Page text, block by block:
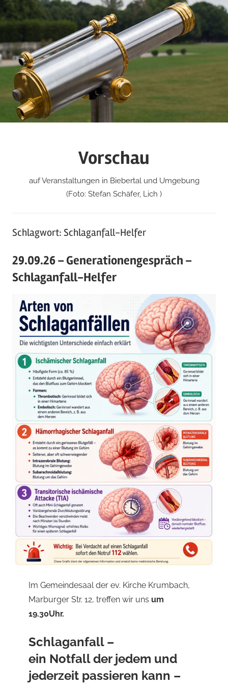
Zum
Inhalt
springen
Vorschau
auf Veranstaltungen in Biebertal und Umgebung
(Foto: Stefan Schäfer, Lich )
Schlagwort: Schlaganfall-Helfer
29.09.26 – Generationengespräch –
Schlaganfall-Helfer
Im Gemeindesaal der ev. Kirche Krumbach,
Marburger Str. 12, treffen wir uns um
19.30Uhr.
Schlaganfall –
ein Notfall der jedem und
jederzeit passieren kann –